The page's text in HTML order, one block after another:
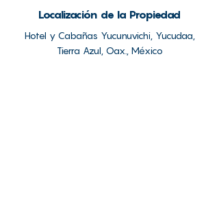
Localización de la Propiedad
Hotel y Cabañas Yucunuvichi, Yucudaa,
Tierra Azul, Oax., México